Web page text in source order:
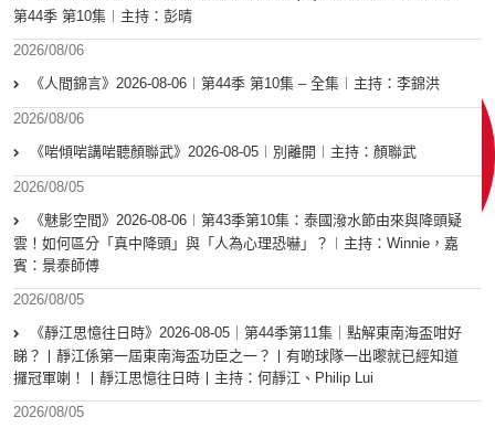
第44季 第10集︱主持：彭晴
2026/08/06
《人間錦言》2026-08-06︱第44季 第10集 – 全集︱主持：李錦洪
2026/08/06
《啱傾啱講啱聽顏聯武》2026-08-05︱別離開︱主持：顏聯武
2026/08/05
《魅影空間》2026-08-06︱第43季第10集：泰國潑水節由來與降頭疑
雲！如何區分「真中降頭」與「人為心理恐嚇」？︱主持：Winnie，嘉
賓：景泰師傅
2026/08/05
《靜江思憶往日時》2026-08-05｜第44季第11集｜點解東南海盃咁好
睇？丨靜江係第一屆東南海盃功臣之一？丨有啲球隊一出嚟就已經知道
攞冠軍喇！丨靜江思憶往日時丨主持：何靜江、Philip Lui
2026/08/05